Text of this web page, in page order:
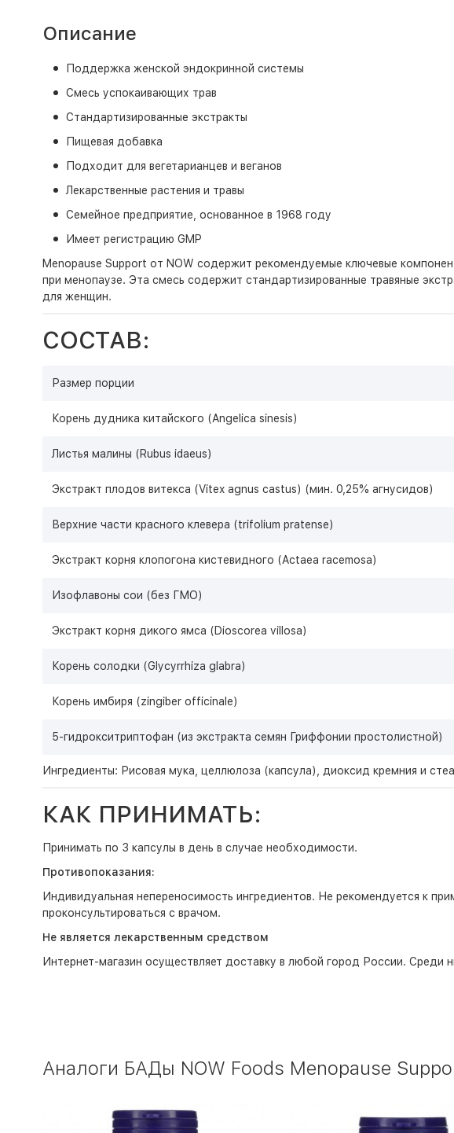
Описание
Поддержка женской эндокринной системы
Смесь успокаивающих трав
Стандартизированные экстракты
Пищевая добавка
Подходит для вегетарианцев и веганов
Лекарственные растения и травы
Семейное предприятие, основанное в 1968 году
Имеет регистрацию GMP
Menopause Support от NOW содержит рекомендуемые ключевые
при менопаузе. Эта смесь содержит стандартизированные травяные
для женщин.
СОСТАВ:
Размер порции
Корень дудника китайского (Angelica sinesis)
Листья малины (Rubus idaeus)
Экстракт плодов витекса (Vitex agnus castus) (мин. 0,25% агнусидов)
Верхние части красного клевера (trifolium pratense)
Экстракт корня клопогона кистевидного (Actaea racemosa)
Изофлавоны сои (без ГМО)
Экстракт корня дикого ямса (Dioscorea villosa)
Корень солодки (Glycyrrhiza glabra)
Корень имбиря (zingiber officinale)
5-гидрокситриптофан (из экстракта семян Гриффонии простолистной)
Ингредиенты: Рисовая мука, целлюлоза (капсула), диоксид кремния и
КАК ПРИНИМАТЬ:
Принимать по 3 капсулы в день в случае необходимости.
Противопоказания:
Индивидуальная непереносимость ингредиентов. Не рекомендуется к
проконсультироваться с врачом.
Не является лекарственным средством
Интернет-магазин осуществляет доставку в любой город России. Среди
Аналоги БАДы NOW Foods Menopause